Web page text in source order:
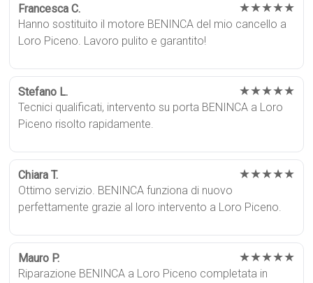
Francesca C. ★★★★★
Hanno sostituito il motore BENINCA del mio cancello a
Loro Piceno. Lavoro pulito e garantito!
Stefano L. ★★★★★
Tecnici qualificati, intervento su porta BENINCA a Loro
Piceno risolto rapidamente.
Chiara T. ★★★★★
Ottimo servizio. BENINCA funziona di nuovo
perfettamente grazie al loro intervento a Loro Piceno.
Mauro P. ★★★★★
Riparazione BENINCA a Loro Piceno completata in